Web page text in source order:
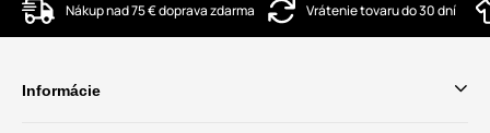
Nákup nad 75 € doprava zdarma Vrátenie tovaru do 30 dní
Informácie